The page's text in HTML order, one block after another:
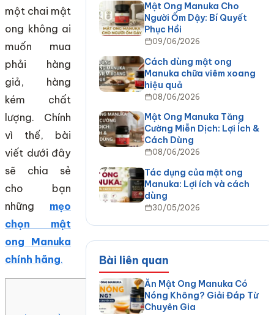
một chai mật
ong không ai
muốn mua
phải hàng
giả, hàng
kém chất
lượng. Chính
vì thế, bài
viết dưới đây
sẽ chia sẻ
cho bạn
những mẹo
chọn mật
ong Manuka
chính hãng.
Mục Lục
Mật Ong Manuka Cho
Người Ốm Dậy: Bí Quyết
Phục Hồi
09/06/2026
Cách dùng mật ong
Manuka chữa viêm xoang
hiệu quả
08/06/2026
Mật Ong Manuka Tăng
Cường Miễn Dịch: Lợi Ích &
Cách Dùng
08/06/2026
Tác dụng của mật ong
Manuka: Lợi ích và cách
dùng
30/05/2026
Bài liên quan
Ăn Mật Ong Manuka Có
Nóng Không? Giải Đáp Từ
Chuyên Gia